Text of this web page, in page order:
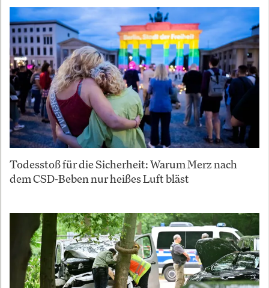
Todesstoß für die Sicherheit: Warum Merz nach
dem CSD-Beben nur heißes Luft bläst